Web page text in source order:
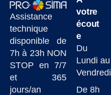
Assistance
technique
disponible de
7h à 23h NON
STOP en 7/7
et 365
jours/an
votre
écout
e
Du
Lundi au
Vendredi
De 8h